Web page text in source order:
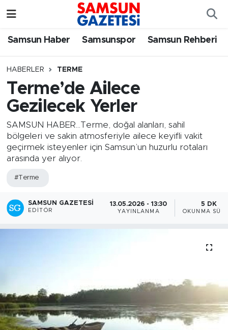
Samsun Haber Samsunspor Samsun Rehberi
HABERLER TERME
Terme’de Ailece
Gezilecek Yerler
SAMSUN HABER...Terme, doğal alanları, sahil
bölgeleri ve sakin atmosferiyle ailece keyifli vakit
geçirmek isteyenler için Samsun’un huzurlu rotaları
arasında yer alıyor.
#Terme
SAMSUN GAZETESI
EDITÖR
13.05.2026 - 13:30
YAYINLANMA
5 DK
OKUNMA
Samsun Haber
Samsun Rehberi
Samsun Nöbetçi Eczaneler
SAMSUN Namaz Vakitleri
Süper Lig Puan Durumu ve Fikstür